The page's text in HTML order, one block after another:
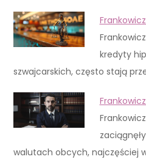
kredyty
szwajcarskich, często stają
walutach obcych, najczęściej